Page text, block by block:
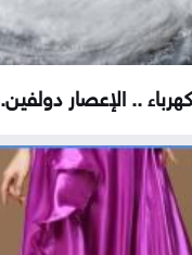
.. الإعصار